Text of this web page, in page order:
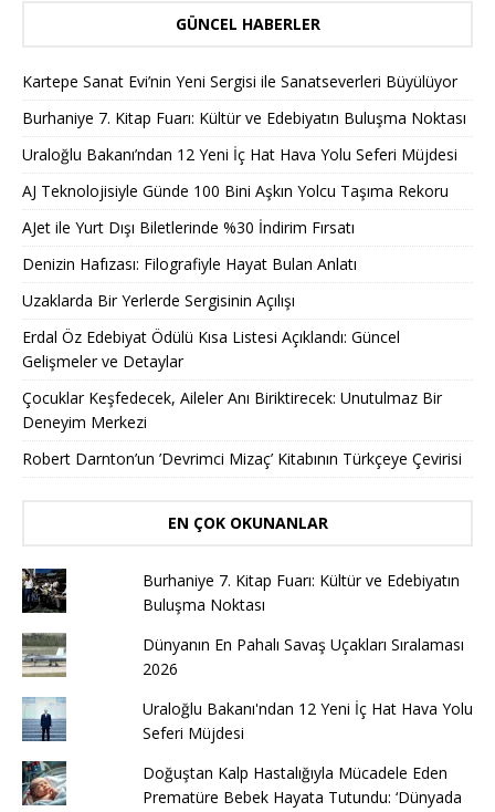
GÜNCEL HABERLER
Kartepe Sanat Evi’nin Yeni Sergisi ile Sanatseverleri Büyülüyor
Burhaniye 7. Kitap Fuarı: Kültür ve Edebiyatın Buluşma Noktası
Uraloğlu Bakanı’ndan 12 Yeni İç Hat Hava Yolu Seferi Müjdesi
AJ Teknolojisiyle Günde 100 Bini Aşkın Yolcu Taşıma Rekoru
AJet ile Yurt Dışı Biletlerinde %30 İndirim Fırsatı
Denizin Hafızası: Filografiyle Hayat Bulan Anlatı
Uzaklarda Bir Yerlerde Sergisinin Açılışı
Erdal Öz Edebiyat Ödülü Kısa Listesi Açıklandı: Güncel
Gelişmeler ve Detaylar
Çocuklar Keşfedecek, Aileler Anı Biriktirecek: Unutulmaz Bir
Deneyim Merkezi
Robert Darnton’un ’Devrimci Mizaç’ Kitabının Türkçeye Çevirisi
EN ÇOK OKUNANLAR
Burhaniye 7. Kitap Fuarı: Kültür ve Edebiyatın
Buluşma Noktası
Dünyanın En Pahalı Savaş Uçakları Sıralaması
2026
Uraloğlu Bakanı'ndan 12 Yeni İç Hat Hava Yolu
Seferi Müjdesi
Doğuştan Kalp Hastalığıyla Mücadele Eden
Prematüre Bebek Hayata Tutundu: ‘Dünyada